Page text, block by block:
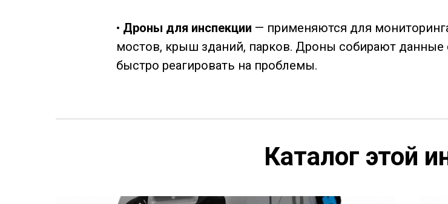
• Дроны для инспекции — применяются для
мостов, крыш зданий, парков. Дроны собирают
быстро реагировать на проблемы.
Каталог этой